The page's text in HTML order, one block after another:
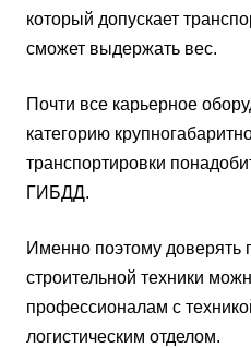
который допускает
сможет выдержать вес.
Почти все карьерное
категорию
транспортировки
ГИБДД.
Именно поэтому доверять
строительной техники
профессионалам с
логистическим отделом.